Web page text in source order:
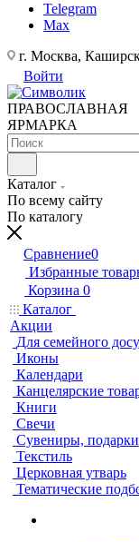
Telegram
Max
г. Москва,
Войти
ПРАВОСЛАВНАЯ
ЯРМАРКА
Каталог
По всему сайту
По каталогу
Сравнение0
Избранные
Корзина 0
Каталог
Акции
Для семейного
Иконы
Календари
Канцелярские
Книги
Свечи
Сувениры, подарки
Текстиль
Церковная утварь
Тематические